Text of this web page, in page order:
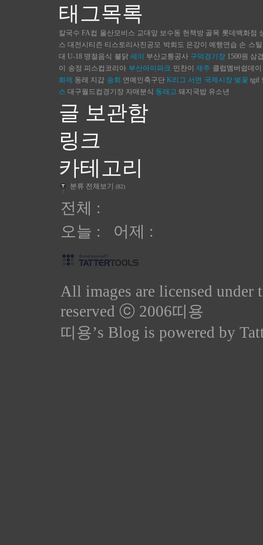
태그목록
칼국수 FA컵 울산모비스 교대앞 보수동 헌책방 골목 롯데백화점
스 대전시티즌 티스토리사진공모 박희도 은강이 예행연습 손 스
대 U-18 명절음식 불닭 세이 부산교통공사 구덕경기장 1500원 삼
이
송정 피스컵코리아 부산아이파크 민찬이 제주 클럽멤버쉽데이
화제 동래 지갑 송희 연예인축구단 K리그 서면 국제시장 벚꽃 tgif
스 대구월드컵경기장 자매분식 동래고 돼지국밥 유소년
글 보관함
링크
카테고리
분류 전체보기 (82)
전체 :
오늘 : 어제 :
All images are licensed under
reserved ⓒ 2006띠용
띠용’s Blog is powered by